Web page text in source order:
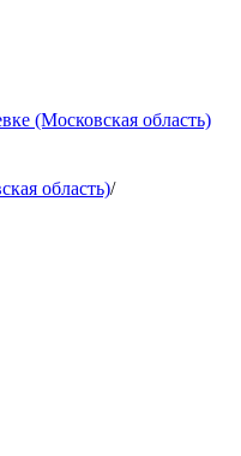
(Московская область)
область)/